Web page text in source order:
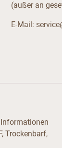
(außer an
E-Mail:
Trockenbarf,